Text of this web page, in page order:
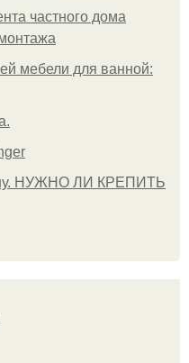
частного дома
мебели для ванной:
НУЖНО ЛИ КРЕПИТЬ